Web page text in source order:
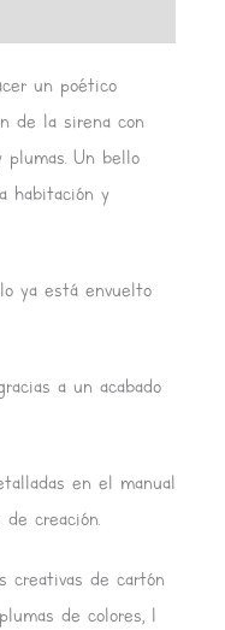
un poético
de la sirena con
Un bello
habitación y
ya está envuelto
a un acabado
en el manual
creación.
creativas de cartón
de colores, 1